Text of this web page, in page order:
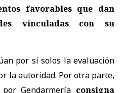
favorables que dan
vinculadas con su
por sí solos la evaluación
la autoridad. Por otra parte,
Gendarmería consigna